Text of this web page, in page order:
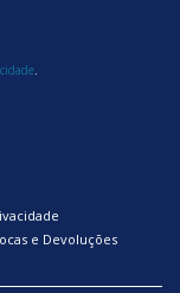
e Devoluções
.